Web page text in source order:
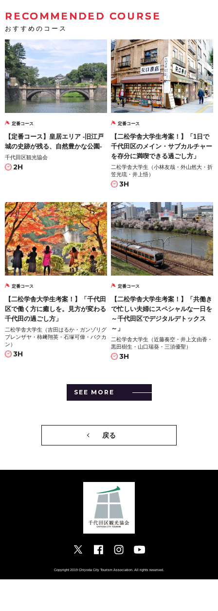
RECOMMENDED COURSE
おすすめのコース
定番コース
【定番コース】皇居エリア -旧江戸
城の史跡が残る、自然豊かな公園-
千代田区観光協会
2H
定番コース
【二松学舎大学生考案！】「1日で
千代田区のメイン・サブカルチャー
を存分に満喫できる過ごし方」
二松学舎大学生（小林友哉・外山然大・折
笠光琉・井上悟）
3H
定番コース
【二松学舎大学生考案！】「千代田
区で働く方に癒しを。見方が変わる
千代田の過ごし方」
二松学舎大学生（吉田はるか・ガンゾリグ
ブレンザヤ・柿﨑翔英・石塚可偉・バクカ
ン）
3H
定番コース
【二松学舎大学生考案！】「共働き
で忙しい夫婦にスペシャルな一日を
～千代田区でデジタルデトックス
～」
二松学舎大学生（近藤奏空・井上文由香・
黒田樹生・山口瑞葵・三須優聖）
3H
SEE MORE
戻る
Copyright 2019 Chiyoda City Tourism Association. All rights reserved.